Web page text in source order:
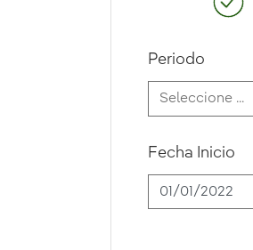
Fecha Inicio
Periodo